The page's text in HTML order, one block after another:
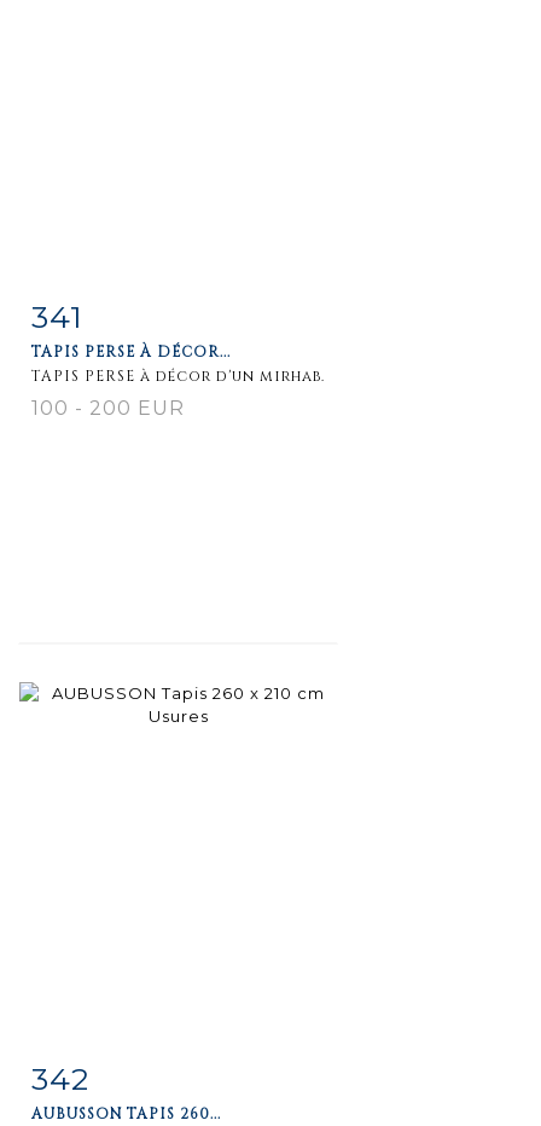
Item detail
341
TAPIS PERSE À DÉCOR...
TAPIS PERSE à décor d'un mirhab.
100 - 200 EUR
Item detail
342
AUBUSSON TAPIS 260...